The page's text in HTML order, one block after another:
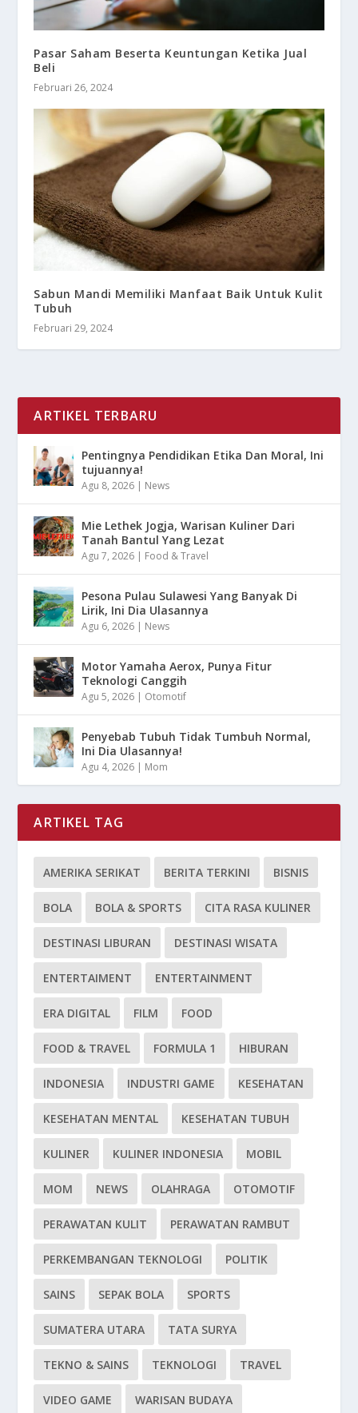
Pasar Saham Beserta Keuntungan Ketika Jual
Beli
Februari 26, 2024
Sabun Mandi Memiliki Manfaat Baik Untuk Kulit
Tubuh
Februari 29, 2024
ARTIKEL TERBARU
Pentingnya Pendidikan Etika Dan Moral, Ini
tujuannya!
Agu 8, 2026 | News
Mie Lethek Jogja, Warisan Kuliner Dari
Tanah Bantul Yang Lezat
Agu 7, 2026 | Food & Travel
Pesona Pulau Sulawesi Yang Banyak Di
Lirik, Ini Dia Ulasannya
Agu 6, 2026 | News
Motor Yamaha Aerox, Punya Fitur
Teknologi Canggih
Agu 5, 2026 | Otomotif
Penyebab Tubuh Tidak Tumbuh Normal,
Ini Dia Ulasannya!
Agu 4, 2026 | Mom
ARTIKEL TAG
AMERIKA SERIKAT BERITA TERKINI BISNIS
BOLA BOLA & SPORTS CITA RASA KULINER
DESTINASI LIBURAN DESTINASI WISATA
ENTERTAIMENT ENTERTAINMENT
ERA DIGITAL FILM FOOD
FOOD & TRAVEL FORMULA 1 HIBURAN
INDONESIA INDUSTRI GAME KESEHATAN
KESEHATAN MENTAL KESEHATAN TUBUH
KULINER KULINER INDONESIA MOBIL
MOM NEWS OLAHRAGA OTOMOTIF
PERAWATAN KULIT PERAWATAN RAMBUT
PERKEMBANGAN TEKNOLOGI POLITIK
SAINS SEPAK BOLA SPORTS
SUMATERA UTARA TATA SURYA
TEKNO & SAINS TEKNOLOGI TRAVEL
VIDEO GAME WARISAN BUDAYA